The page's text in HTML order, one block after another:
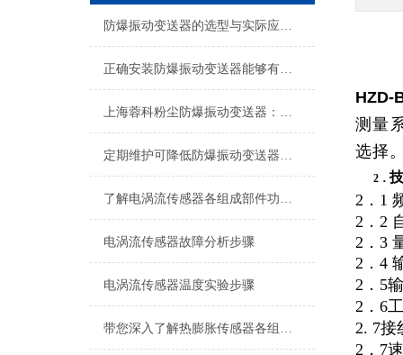
防爆振动变送器的选型与实际应用有哪些？
正确安装防爆振动变送器能够有效预防潜在的安全隐患
上海蓉科粉尘防爆振动变送器：筑牢工业安全防线的技术利器
定期维护可降低防爆振动变送器的故障率
了解电涡流传感器各组成部件功能特点才能更好的使用它
电涡流传感器故障分析步骤
电涡流传感器温度实验步骤
带您深入了解热膨胀传感器各组成部件的功能特点
HZD-
测量
选择
2．
2．1
2．2
2．3
2．4
2．5
2．6
2. 7接
2．7